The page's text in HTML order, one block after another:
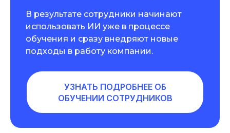
В результате сотрудники начинают
использовать ИИ уже в процессе
обучения и сразу внедряют новые
подходы в работу компании.
УЗНАТЬ ПОДРОБНЕЕ ОБ
ОБУЧЕНИИ СОТРУДНИКОВ